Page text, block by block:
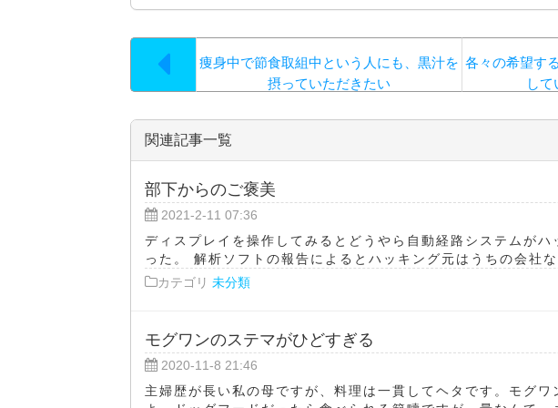
痩身中で節食取組中という人にも、黒汁を
摂っていただきたい
各々の希望す
し
関連記事一覧
部下からのご褒美
2021-2-11 07:36
ディスプレイを操作してみるとどうやら自動経路システムが
った。 解析ソフトの報告によるとハッキング元はうちの会社な
カテゴリ 未分類
モグワンのステマがひどすぎる
2020-11-8 21:46
主婦歴が長い私の母ですが、料理は一貫してヘタです。モグワ